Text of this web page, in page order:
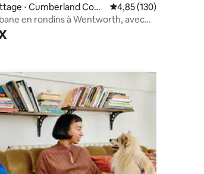
⋅ Cumberland Coun
Évaluation moyenne
4,85 (130)
en rondins à Wentworth, avec
à bois et jacuzzi